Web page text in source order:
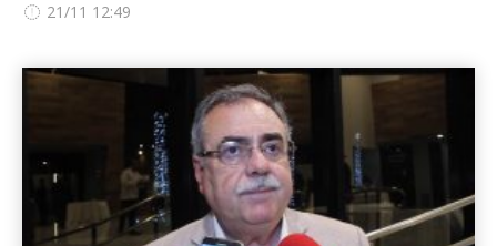
21/11 12:49